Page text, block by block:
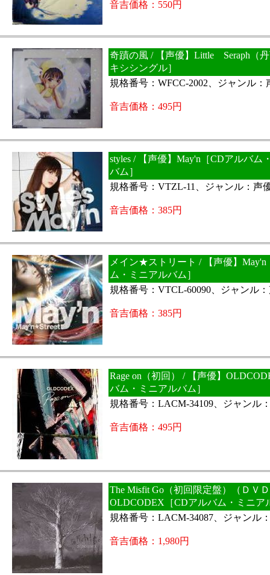
音吉価格：550円
奇蹟の風 / 【声優】Little Seraph（
キシシングル］
規格番号：WFCC-2002、ジャンル
音吉価格：495円
styles / 【声優】May'n［CDアルバム
バム］
規格番号：VTZL-11、ジャンル：声
音吉価格：385円
メイン★ストリート / 【声優】May'n
ム・ミニアルバム］
規格番号：VTCL-60090、ジャンル
音吉価格：385円
Rage on（初回） / 【声優】
バム・ミニアルバム］
規格番号：LACM-34109、ジャンル
音吉価格：495円
The Misfit Go（初回限定盤）（ＤＶ
OLDCODEX［CDアルバム・ミニア
規格番号：LACM-34087、ジャンル
音吉価格：1,980円